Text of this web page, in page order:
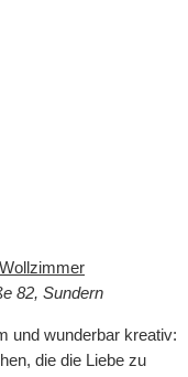
Wollzimmer
82, Sundern
und wunderbar kreativ:
die die Liebe zu